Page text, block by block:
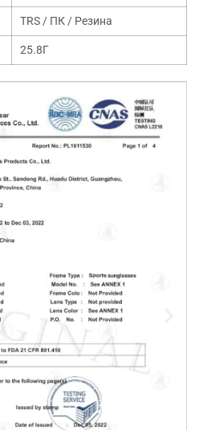
TRS/ ПК / Резина
25.8Г